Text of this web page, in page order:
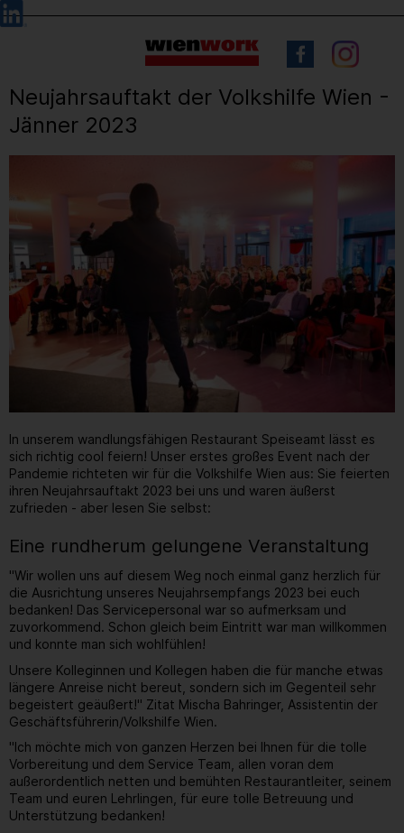
Barrierefreie
Bedienung
Sprachauswahl
Neujahrsauftakt der Volkshilfe Wien -
Jänner 2023
In unserem wandlungsfähigen Restaurant Speiseamt lässt es
sich richtig cool feiern! Unser erstes großes Event nach der
Pandemie richteten wir für die Volkshilfe Wien aus: Sie feierten
ihren Neujahrsauftakt 2023 bei uns und waren äußerst
zufrieden - aber lesen Sie selbst:
Eine rundherum gelungene Veranstaltung
"Wir wollen uns auf diesem Weg noch einmal ganz herzlich für
die Ausrichtung unseres Neujahrsempfangs 2023 bei euch
bedanken! Das Servicepersonal war so aufmerksam und
zuvorkommend. Schon gleich beim Eintritt war man willkommen
und konnte man sich wohlfühlen!
Unsere Kolleginnen und Kollegen haben die für manche etwas
längere Anreise nicht bereut, sondern sich im Gegenteil sehr
begeistert geäußert!" Zitat Mischa Bahringer, Assistentin der
Geschäftsführerin/Volkshilfe Wien.
"Ich möchte mich von ganzen Herzen bei Ihnen für die tolle
Vorbereitung und dem Service Team, allen voran dem
außerordentlich netten und bemühten Restaurantleiter, seinem
Team und euren Lehrlingen, für eure tolle Betreuung und
Unterstützung bedanken!